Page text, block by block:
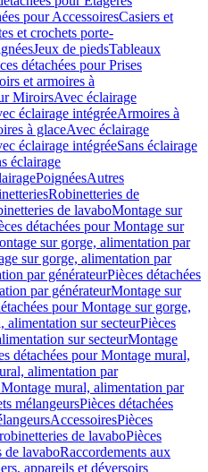
pour AccessoiresCasiers et
et crochets porte-
Jeux de piedsTableaux
détachées pour Prises
et armoires à
MiroirsAvec éclairage
éclairage intégréeArmoires à
à glaceAvec éclairage
éclairage intégréeSans éclairage
éclairage
PoignéesAutres
Robinetteries de
de lavaboMontage sur
détachées pour Montage sur
sur gorge, alimentation par
sur gorge, alimentation par
par générateurPièces détachées
par générateurMontage sur
pour Montage sur gorge,
alimentation sur secteurPièces
sur secteurMontage
détachées pour Montage mural,
alimentation par
mural, alimentation par
mélangeursPièces détachées
AccessoiresPièces
de lavaboPièces
de lavaboRaccordements aux
appareils et déversoirs